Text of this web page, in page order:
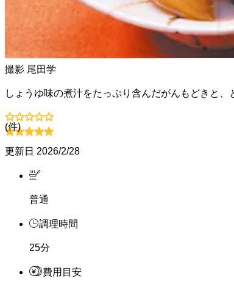
撮影 尾田学
しょうゆ味の煮汁をたっぷり含んだがんもどきと
(件)
更新日 2026/2/28
普通
調理時間
25分
費用目安